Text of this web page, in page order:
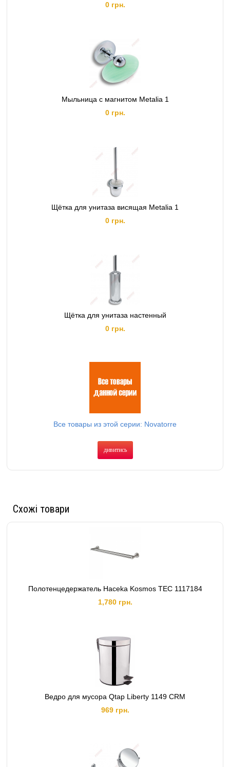
0 грн.
Мыльница с магнитом Metalia 1
0 грн.
Щётка для унитаза висящая Metalia 1
0 грн.
Щётка для унитаза настенный
0 грн.
Все товары из этой серии: Novatorre
дивитись
Схожі товари
Полотенцедержатель Haceka Kosmos TEC 1117184
1,780 грн.
Ведро для мусора Qtap Liberty 1149 CRM
969 грн.